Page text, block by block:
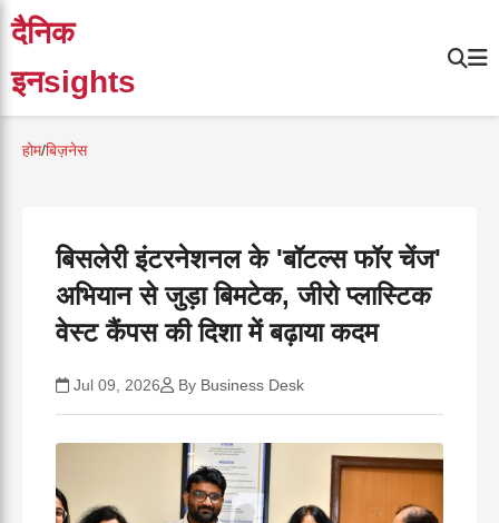
दैनिक
इनsights
होम/बिज़नेस
बिसलेरी इंटरनेशनल के 'बॉटल्स फॉर चेंज'
अभियान से जुड़ा बिमटेक, जीरो प्लास्टिक
वेस्ट कैंपस की दिशा में बढ़ाया कदम
Jul 09, 2026 By Business Desk